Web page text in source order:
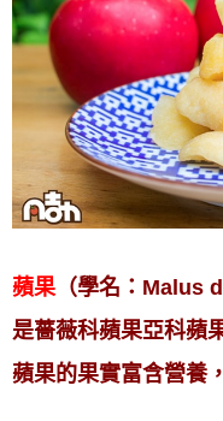
蘋果 （學名：Malus
是薔薇科蘋果亞科蘋
蘋果的果實富含營養